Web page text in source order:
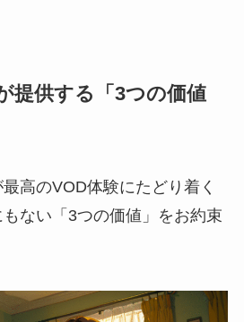
提供する「3つの価値
高のVOD体験にたどり着く
ない「3つの価値」をお約束